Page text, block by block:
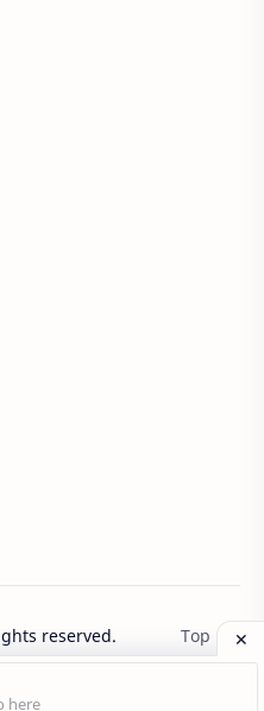
Siaga
AHRS
reserved.